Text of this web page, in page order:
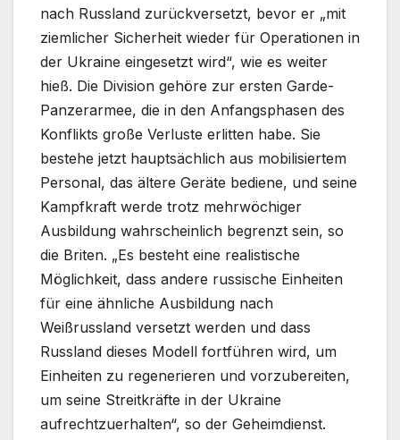
nach Russland zurückversetzt, bevor er „mit
ziemlicher Sicherheit wieder für Operationen in
der Ukraine eingesetzt wird“, wie es weiter
hieß. Die Division gehöre zur ersten Garde-
Panzerarmee, die in den Anfangsphasen des
Konflikts große Verluste erlitten habe. Sie
bestehe jetzt hauptsächlich aus mobilisiertem
Personal, das ältere Geräte bediene, und seine
Kampfkraft werde trotz mehrwöchiger
Ausbildung wahrscheinlich begrenzt sein, so
die Briten. „Es besteht eine realistische
Möglichkeit, dass andere russische Einheiten
für eine ähnliche Ausbildung nach
Weißrussland versetzt werden und dass
Russland dieses Modell fortführen wird, um
Einheiten zu regenerieren und vorzubereiten,
um seine Streitkräfte in der Ukraine
aufrechtzuerhalten“, so der Geheimdienst.